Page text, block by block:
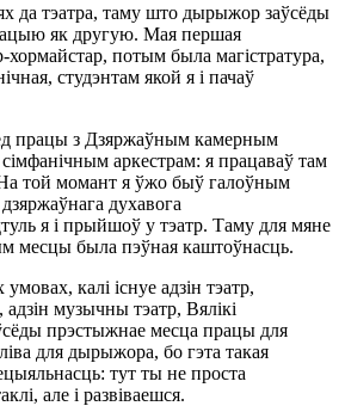
да тэатра, таму што дырыжор заўсёды
як другую. Мая першая
потым была магістратура,
студэнтам якой я і пачаў
працы з Дзяржаўным камерным
сімфанічным аркестрам: я працаваў там
На той момант я ўжо быў галоўным
духавога
я і прыйшоў у тэатр. Таму для мяне
месцы была пэўная каштоўнасць.
калі існуе адзін тэатр,
адзін музычны тэатр, Вялікі
прэстыжнае месца працы для
для дырыжора, бо гэта такая
тут ты не проста
але і развіваешся.